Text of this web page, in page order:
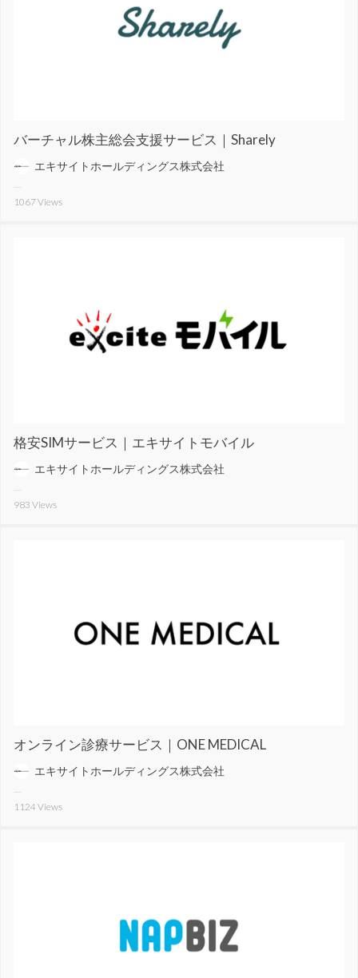
バーチャル株主総会支援サービス｜Sharely
エキサイトホールディングス株式会社
1067Views
格安SIMサービス｜エキサイトモバイル
エキサイトホールディングス株式会社
983 Views
オンライン診療サービス｜ONE MEDICAL
エキサイトホールディングス株式会社
1124 Views